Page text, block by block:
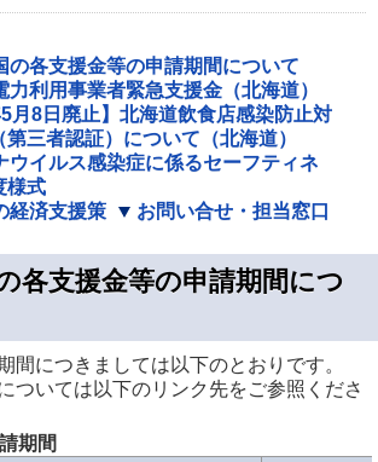
の各支援金等の申請期間について
力利用事業者緊急支援金（北海道）
5月8日廃止】北海道飲食店感染防止対
三者認証）について（北海道）
ウイルス感染症に係るセーフティネ
様式
経済支援策
お問い合せ・担当窓口
各支援金等の申請期間につ
間につきましては以下のとおりです。
ついては以下のリンク先をご参照くださ
期間